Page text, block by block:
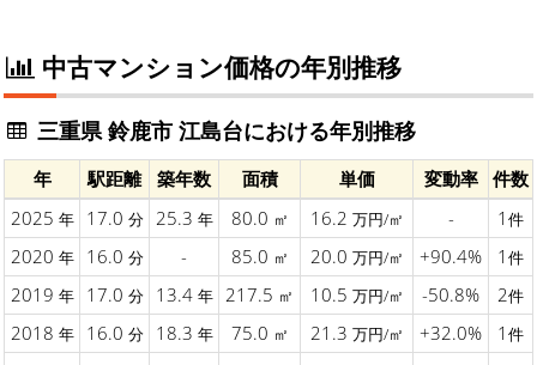
中古マンション価格の年別推移
三重県 鈴鹿市 江島台における年別推移
年 駅距離 築年数 面積 単価 変動率
件数
2025 年 17.0 分 25.3 年 80.0 ㎡ 16.2 万円/㎡ - 1 件
2020 年 16.0 分 - 85.0 ㎡ 20.0 万円/㎡ +90.4% 1 件
2019 年 17.0 分 13.4 年 217.5 ㎡ 10.5 万円/㎡ -50.8% 2件
2018 年 16.0 分 18.3 年 75.0 ㎡ 21.3 万円/㎡ +32.0% 1 件